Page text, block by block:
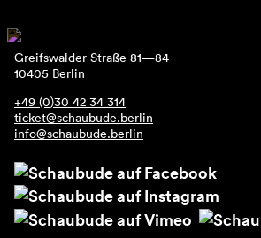
Ticket
Über uns
Greifswalder Straße 81—84
10405 Berlin
+49 (0)30 42 34 314
ticket@schaubude.berlin
info@schaubude.berlin